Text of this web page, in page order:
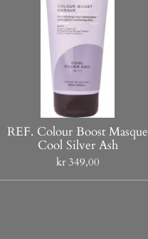
REF. Colour Boost Masque
Cool Silver Ash
kr 349,00